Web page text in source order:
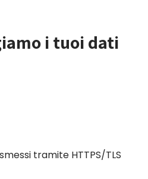
i tuoi dati
tramite HTTPS/TLS